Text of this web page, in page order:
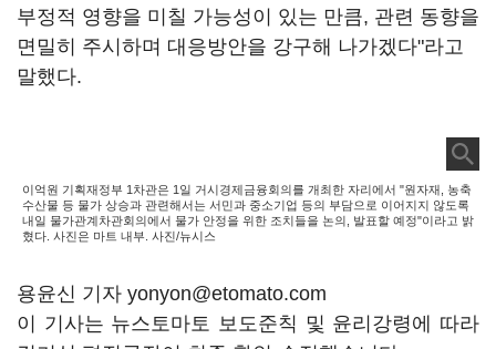
부정적 영향을 미칠 가능성이 있는 만큼, 관련 동향을
면밀히 주시하며 대응방안을 강구해 나가겠다"라고
말했다.
이억원 기획재정부 1차관은 1일 거시경제금융회의를 개최한 자리에서 "원자재, 농축
수산물 등 물가 상승과 관련해서는 서민과 중소기업 등의 부담으로 이어지지 않도록
내일 물가관계차관회의에서 물가 안정을 위한 조치들을 논의, 발표할 예정"이라고 밝
혔다. 사진은 마트 내부. 사진/뉴시스
용윤신 기자 yonyon@etomato.com
이 기사는 뉴스토마토 보도준칙 및 윤리강령에 따라